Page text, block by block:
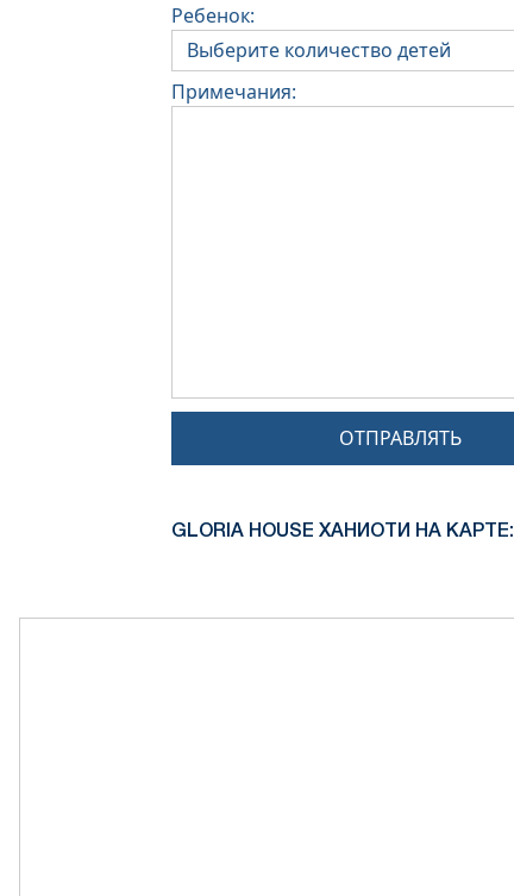
Ребенок:
Примечания:
ОТПРАВЛЯТЬ
GLORIA HOUSE ХАНИОТИ НА КАРТЕ: